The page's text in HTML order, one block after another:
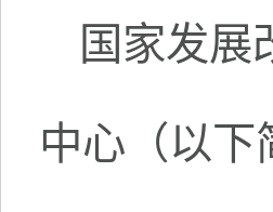
国家发展
中心（以下